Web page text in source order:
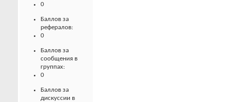
0
Баллов за
рефералов:
0
Баллов за
сообщения в
группах:
0
Баллов за
дискуссии в